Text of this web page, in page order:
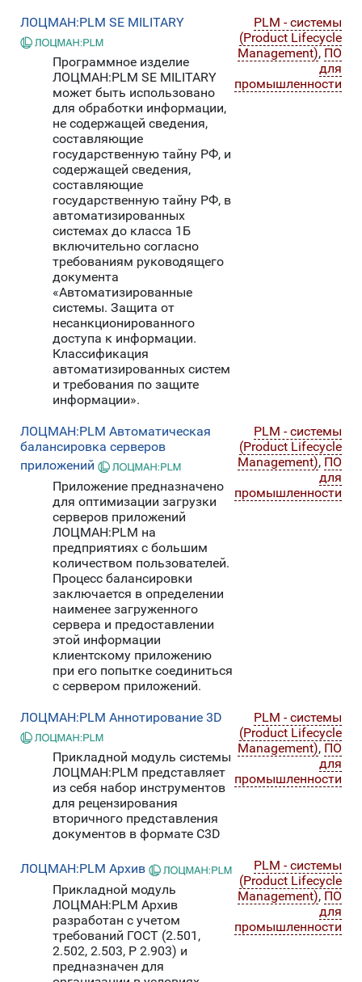
ЛОЦМАН:PLM SE MILITARY
Программное изделие
ЛОЦМАН:PLM SE MILITARY
может быть использовано
для обработки информации,
не содержащей сведения,
составляющие
государственную тайну РФ, и
содержащей сведения,
составляющие
государственную тайну РФ, в
автоматизированных
системах до класса 1Б
включительно согласно
требованиям руководящего
документа
«Автоматизированные
системы. Защита от
несанкционированного
доступа к информации.
Классификация
автоматизированных систем
и требования по защите
информации».
PLM - системы
(Product Lifecycle
Management), ПО
для
промышленности
ЛОЦМАН:PLM Автоматическая
балансировка серверов
приложений
Приложение предназначено
для оптимизации загрузки
серверов приложений
ЛОЦМАН:PLM на
предприятиях с большим
количеством пользователей.
Процесс балансировки
заключается в определении
наименее загруженного
сервера и предоставлении
этой информации
клиентскому приложению
при его попытке соединиться
с сервером приложений.
PLM - системы
(Product Lifecycle
Management), ПО
для
промышленности
ЛОЦМАН:PLM Аннотирование 3D
Прикладной модуль системы
ЛОЦМАН:PLM представляет
из себя набор инструментов
для рецензирования
вторичного представления
документов в формате C3D
PLM - системы
(Product Lifecycle
Management), ПО
для
промышленности
ЛОЦМАН:PLM Архив
Прикладной модуль
ЛОЦМАН:PLM Архив
разработан с учетом
требований ГОСТ (2.501,
2.502, 2.503, Р 2.903) и
предназначен для
PLM - системы
(Product Lifecycle
Management), ПО
для
промышленности